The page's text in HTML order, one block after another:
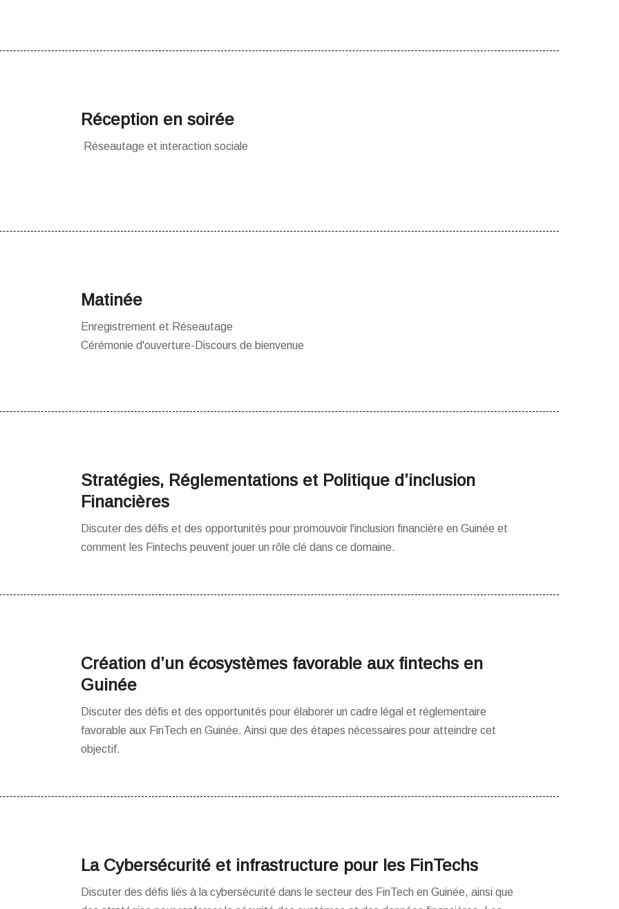
Réception en soirée
Réseautage et interaction sociale
Matinée
Enregistrement et Réseautage
Cérémonie d'ouverture-Discours de bienvenue
Stratégies, Réglementations et Politique d’inclusion
Financières
Discuter des défis et des opportunités pour promouvoir l'inclusion financière en Guinée et
comment les Fintechs peuvent jouer un rôle clé dans ce domaine.
Création d’un écosystèmes favorable aux fintechs en
Guinée
Discuter des défis et des opportunités pour élaborer un cadre légal et réglementaire
favorable aux FinTech en Guinée. Ainsi que des étapes nécessaires pour atteindre cet
objectif.
La Cybersécurité et infrastructure pour les FinTechs
Discuter des défis liés à la cybersécurité dans le secteur des FinTech en Guinée, ainsi que